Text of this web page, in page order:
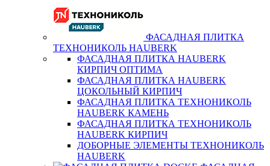
ФАСАДНАЯ ПЛИТКА
ТЕХНОНИКОЛЬ HAUBERK
ФАСАДНАЯ ПЛИТКА HAUBERK
КИРПИЧ ОПТИМА
ФАСАДНАЯ ПЛИТКА HAUBERK
ЦОКОЛЬНЫЙ КИРПИЧ
ФАСАДНАЯ ПЛИТКА ТЕХНОНИКОЛЬ
HAUBERK КАМЕНЬ
ФАСАДНАЯ ПЛИТКА ТЕХНОНИКОЛЬ
HAUBERK КИРПИЧ
ДОБОРНЫЕ ЭЛЕМЕНТЫ ТЕХНОНИКОЛЬ
HAUBERK